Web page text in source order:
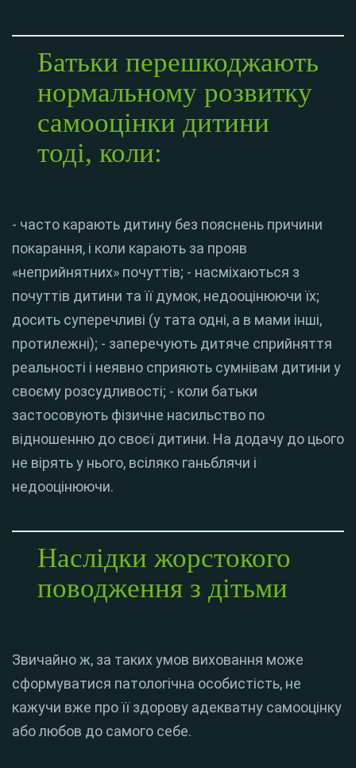
Батьки перешкоджають
нормальному розвитку
самооцінки дитини
тоді, коли:
- часто карають дитину без пояснень причини
покарання, і коли карають за прояв
«неприйнятних» почуттів; - насміхаються з
почуттів дитини та її думок, недооцінюючи їх;
досить суперечливі (у тата одні, а в мами інші,
протилежні); - заперечують дитяче сприйняття
реальності і неявно сприяють сумнівам дитини у
своєму розсудливості; - коли батьки
застосовують фізичне насильство по
відношенню до своєї дитини. На додачу до цього
не вірять у нього, всіляко ганьблячи і
недооцінюючи.
Наслідки жорстокого
поводження з дітьми
Звичайно ж, за таких умов виховання може
сформуватися патологічна особистість, не
кажучи вже про її здорову адекватну самооцінку
або любов до самого себе.